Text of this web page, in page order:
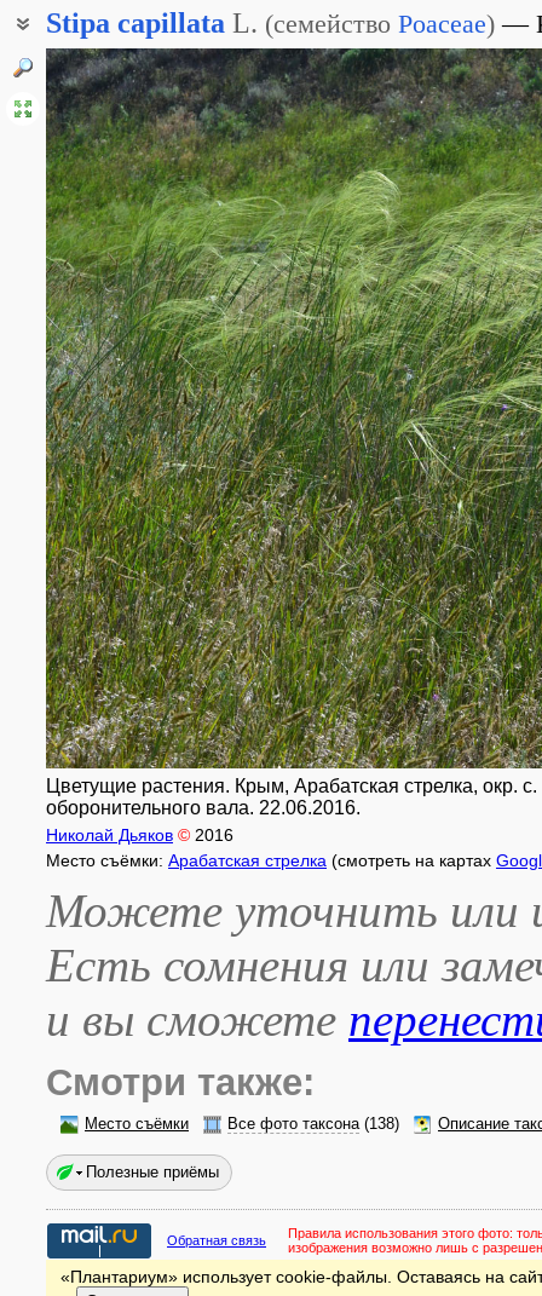
Stipa capillata L. (семейство Poaceae)
Ковыль волосовидный
Тырса
Цветущие растения. Крым, Арабатская стрелка, окр.
оборонительного вала. 22.06.2016.
Николай Дьяков © 2016
Место съёмки: Арабатская стрелка (смотреть на картах
Можете уточнить или
Есть сомнения или
и вы сможете
Смотри также:
Место съёмки Все фото таксона(138) Описание
Полезные приёмы
Обратная связь Правила использования этого фото:
изображения возможно лишь с
«Плантариум» использует cookie-файлы. Оставаясь на